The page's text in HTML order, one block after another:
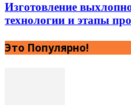
Изготовление
технологии и этапы
Это Популярно!